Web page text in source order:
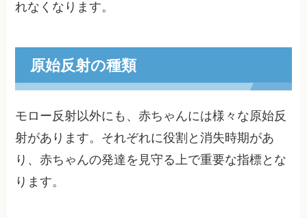
れなくなります。
原始反射の種類
モロー反射以外にも、赤ちゃんには様々な原始反
射があります。それぞれに役割と消失時期があ
り、赤ちゃんの発達を見守る上で重要な指標とな
ります。